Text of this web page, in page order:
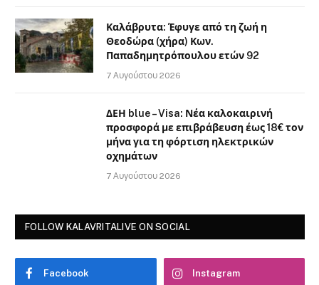
Καλάβρυτα: Έφυγε από τη ζωή η
Θεοδώρα (χήρα) Κων.
Παπαδημητρόπουλου ετών 92
7 Αυγούστου 2026
ΔΕΗ blue – Visa: Νέα καλοκαιρινή
προσφορά με επιβράβευση έως 18€ τον
μήνα για τη φόρτιση ηλεκτρικών
οχημάτων
7 Αυγούστου 2026
FOLLOW KALAVRITALIVE ON SOCIAL
Facebook Instagram